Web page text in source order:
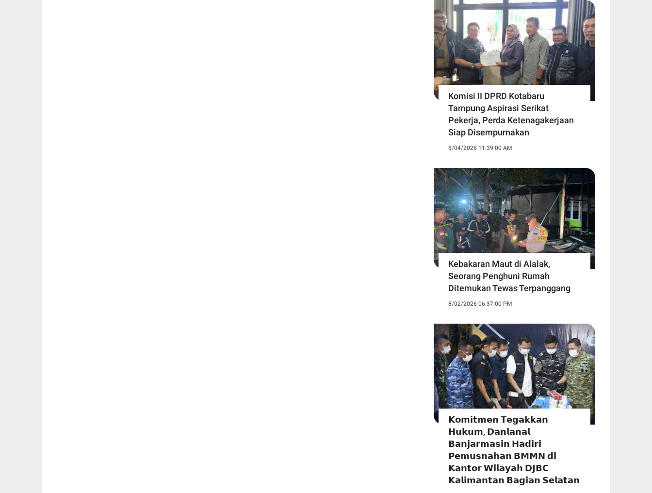
Komisi II DPRD Kotabaru
Tampung Aspirasi Serikat
Pekerja, Perda Ketenagakerjaan
Siap Disempurnakan
8/04/2026 11:39:00 AM
Kebakaran Maut di Alalak,
Seorang Penghuni Rumah
Ditemukan Tewas Terpanggang
8/02/2026 06:37:00 PM
𝗞𝗼𝗺𝗶𝘁𝗺𝗲𝗻 𝗧𝗲𝗴𝗮𝗸𝗸𝗮𝗻
𝗛𝘂𝗸𝘂𝗺, 𝗗𝗮𝗻𝗹𝗮𝗻𝗮𝗹
𝗕𝗮𝗻𝗷𝗮𝗿𝗺𝗮𝘀𝗶𝗻 𝗛𝗮𝗱𝗶𝗿𝗶
𝗣𝗲𝗺𝘂𝘀𝗻𝗮𝗵𝗮𝗻 𝗕𝗠𝗠𝗡 𝗱𝗶
𝗞𝗮𝗻𝘁𝗼𝗿 𝗪𝗶𝗹𝗮𝘆𝗮𝗵 𝗗𝗝𝗕𝗖
𝗞𝗮𝗹𝗶𝗺𝗮𝗻𝘁𝗮𝗻 𝗕𝗮𝗴𝗶𝗮𝗻 𝗦𝗲𝗹𝗮𝘁𝗮𝗻